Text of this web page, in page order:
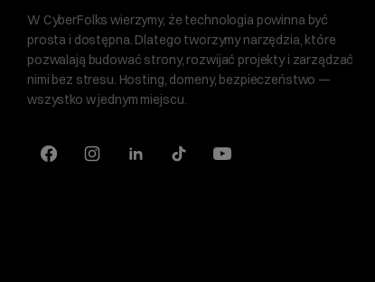
W CyberFolks wierzymy, że technologia powinna być
prosta i dostępna. Dlatego tworzymy narzędzia, które
pozwalają budować strony, rozwijać projekty i zarządzać
nimi bez stresu. Hosting, domeny, bezpieczeństwo —
wszystko w jednym miejscu.